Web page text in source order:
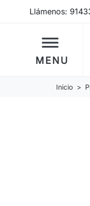
Llámenos:
dehaze
MENU
Inicio